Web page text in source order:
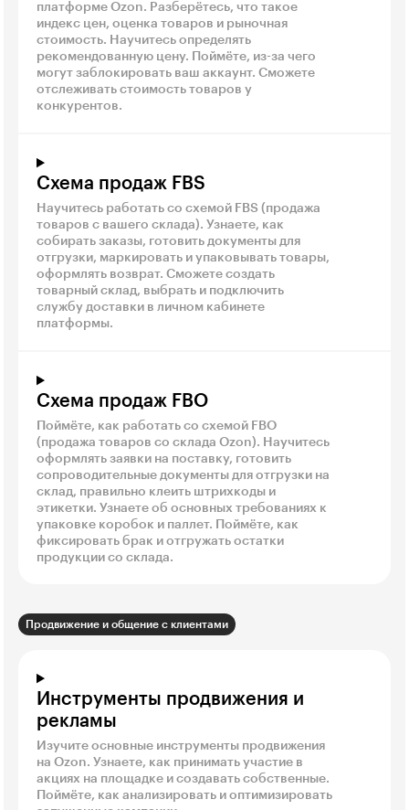
платформе Ozon. Разберётесь, что такое
индекс цен, оценка товаров и рыночная
стоимость. Научитесь определять
рекомендованную цену. Поймёте, из-за чего
могут заблокировать ваш аккаунт. Сможете
отслеживать стоимость товаров у
конкурентов.
Схема продаж FBS
Научитесь работать со схемой FBS (продажа
товаров с вашего склада). Узнаете, как
собирать заказы, готовить документы для
отгрузки, маркировать и упаковывать товары,
оформлять возврат. Сможете создать
товарный склад, выбрать и подключить
службу доставки в личном кабинете
платформы.
Схема продаж FBO
Поймёте, как работать со схемой FBO
(продажа товаров со склада Ozon). Научитесь
оформлять заявки на поставку, готовить
сопроводительные документы для отгрузки на
склад, правильно клеить штрихкоды и
этикетки. Узнаете об основных требованиях к
упаковке коробок и паллет. Поймёте, как
фиксировать брак и отгружать остатки
продукции со склада.
Продвижение и общение с клиентами
Инструменты продвижения и
рекламы
Изучите основные инструменты продвижения
на Ozon. Узнаете, как принимать участие в
акциях на площадке и создавать собственные.
Поймёте, как анализировать и оптимизировать